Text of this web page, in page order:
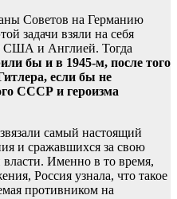
Советов на Германию
задачи взяли на себя
США и Англией. Тогда
бы и в 1945-м, после того
если бы не
СССР и героизма
самый настоящий
и сражавшихся за свою
Именно в то время,
Россия узнала, что такое
противником на